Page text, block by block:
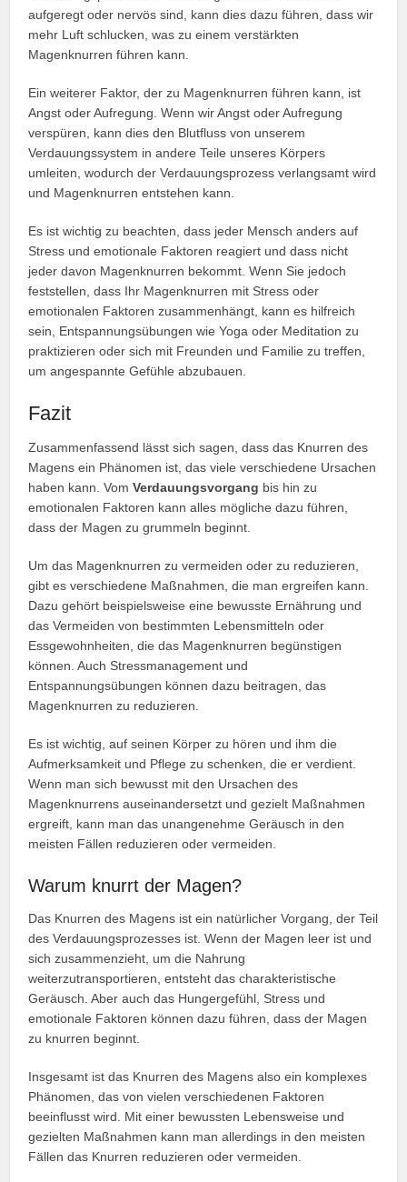
aufgeregt oder nervös sind, kann dies dazu führen, dass wir
mehr Luft schlucken, was zu einem verstärkten
Magenknurren führen kann.
Ein weiterer Faktor, der zu Magenknurren führen kann, ist
Angst oder Aufregung. Wenn wir Angst oder Aufregung
verspüren, kann dies den Blutfluss von unserem
Verdauungssystem in andere Teile unseres Körpers
umleiten, wodurch der Verdauungsprozess verlangsamt wird
und Magenknurren entstehen kann.
Es ist wichtig zu beachten, dass jeder Mensch anders auf
Stress und emotionale Faktoren reagiert und dass nicht
jeder davon Magenknurren bekommt. Wenn Sie jedoch
feststellen, dass Ihr Magenknurren mit Stress oder
emotionalen Faktoren zusammenhängt, kann es hilfreich
sein, Entspannungsübungen wie Yoga oder Meditation zu
praktizieren oder sich mit Freunden und Familie zu treffen,
um angespannte Gefühle abzubauen.
Fazit
Zusammenfassend lässt sich sagen, dass das Knurren des
Magens ein Phänomen ist, das viele verschiedene Ursachen
haben kann. VomVerdauungsvorgang bis hin zu
emotionalen Faktoren kann alles mögliche dazu führen,
dass der Magen zu grummeln beginnt.
Um das Magenknurren zu vermeiden oder zu reduzieren,
gibt es verschiedene Maßnahmen, die man ergreifen kann.
Dazu gehört beispielsweise eine bewusste Ernährung und
das Vermeiden von bestimmten Lebensmitteln oder
Essgewohnheiten, die das Magenknurren begünstigen
können. Auch Stressmanagement und
Entspannungsübungen können dazu beitragen, das
Magenknurren zu reduzieren.
Es ist wichtig, auf seinen Körper zu hören und ihm die
Aufmerksamkeit und Pflege zu schenken, die er verdient.
Wenn man sich bewusst mit den Ursachen des
Magenknurrens auseinandersetzt und gezielt Maßnahmen
ergreift, kann man das unangenehme Geräusch in den
meisten Fällen reduzieren oder vermeiden.
Warum knurrt der Magen?
Das Knurren des Magens ist ein natürlicher Vorgang, der Teil
des Verdauungsprozesses ist. Wenn der Magen leer ist und
sich zusammenzieht, um die Nahrung
weiterzutransportieren, entsteht das charakteristische
Geräusch. Aber auch das Hungergefühl, Stress und
emotionale Faktoren können dazu führen, dass der Magen
zu knurren beginnt.
Insgesamt ist das Knurren des Magens also ein komplexes
Phänomen, das von vielen verschiedenen Faktoren
beeinflusst wird. Mit einer bewussten Lebensweise und
gezielten Maßnahmen kann man allerdings in den meisten
Fällen das Knurren reduzieren oder vermeiden.